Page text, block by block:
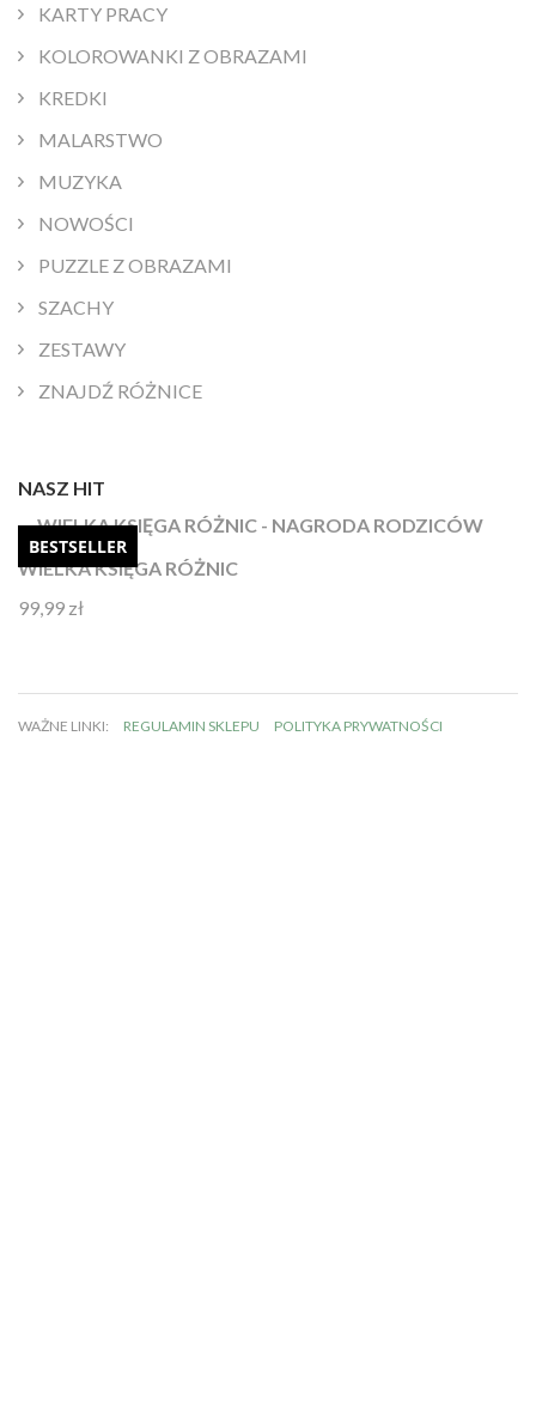
KARTY PRACY
KOLOROWANKI Z OBRAZAMI
KREDKI
MALARSTWO
MUZYKA
NOWOŚCI
PUZZLE Z OBRAZAMI
SZACHY
ZESTAWY
ZNAJDŹ RÓŻNICE
NASZ HIT
BESTSELLER
WIELKA KSIĘGA RÓŻNIC
Oceniono
99,99 zł
WAŻNE LINKI: REGULAMIN SKLEPU POLITYKA PRYWATNOŚCI